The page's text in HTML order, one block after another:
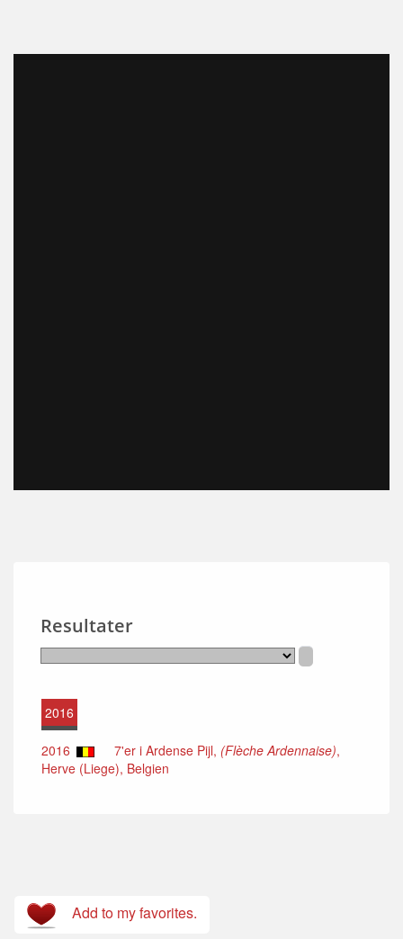
Resultater
2016
2016 7'er i Ardense Pijl, (Flèche Ardennaise),
Herve (Liege), Belgien
Add to my favorites.